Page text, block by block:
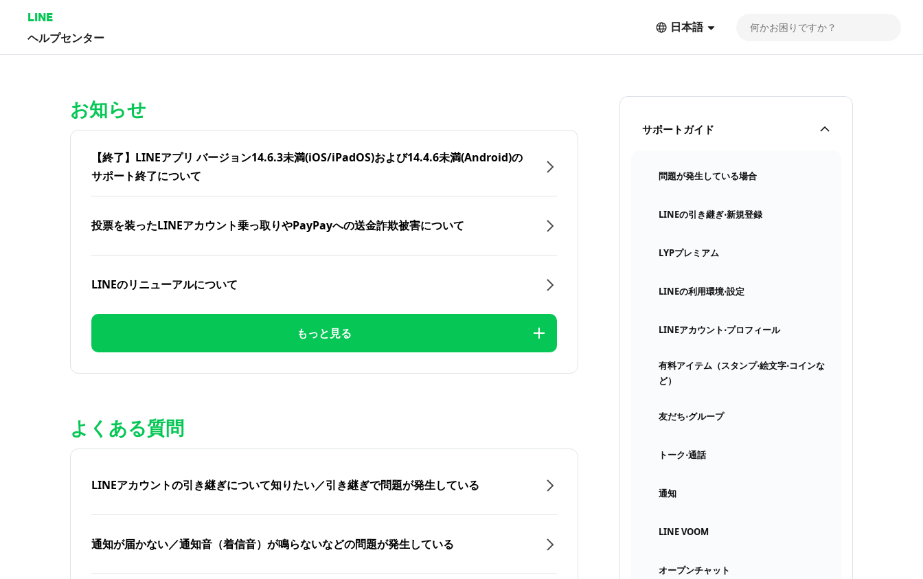
LINE
ヘルプセンター
日本語
サポートガイド
問題が発生している場合
LINEの引き継ぎ⋅新規登録
LYPプレミアム
LINEの利用環境⋅設定
LINEアカウント⋅プロフィール
有料アイテム（スタンプ⋅絵文字⋅コインな
ど）
友だち⋅グループ
トーク⋅通話
通知
LINE VOOM
オープンチャット
お知らせ
【終了】LINEアプリ バージョン14.6.3未満(iOS/iPadOS)および14.4.6未満(Android)の
サポート終了について
投票を装ったLINEアカウント乗っ取りやPayPayへの送金詐欺被害について
LINEのリニューアルについて
もっと見る
よくある質問
LINEアカウントの引き継ぎについて知りたい／引き継ぎで問題が発生している
通知が届かない／通知音（着信音）が鳴らないなどの問題が発生している